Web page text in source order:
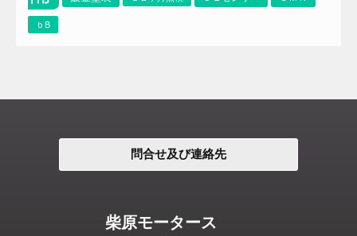
ｂB
問合せ及び連絡先
柴原モータース